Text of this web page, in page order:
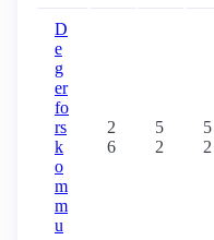
D
e
g
er
fo
rs
k
o
m
m
u
2
6
5
2
5
2